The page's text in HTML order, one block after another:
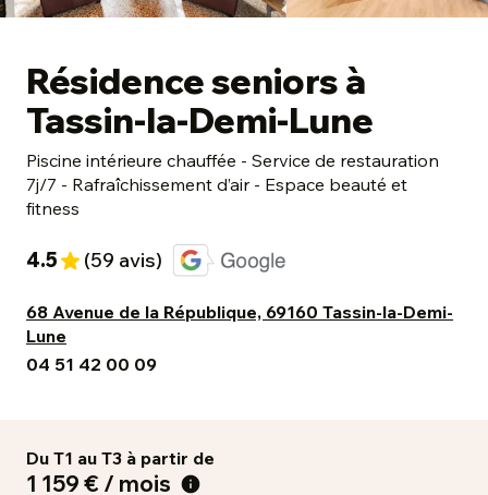
Résidence seniors à
Tassin-la-Demi-Lune
Piscine intérieure chauffée - Service de restauration
7j/7 - Rafraîchissement d’air - Espace beauté et
fitness
4.5 (59 avis)
68 Avenue de la République, 69160 Tassin-la-Demi-
Lune
04 51 42 00 09
Du T1 au T3 à partir de
1 159 € / mois